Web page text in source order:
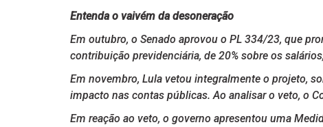
Entenda o vaivém da desoneração
Em outubro, o Senado aprovou o PL 334/23, que
contribuição previdenciária, de 20% sobre os
Em novembro, Lula vetou integralmente o projeto,
impacto nas contas públicas. Ao analisar o veto, o
Em reação ao veto, o governo apresentou uma